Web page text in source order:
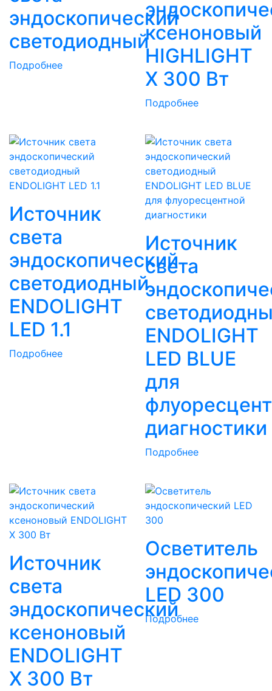
эндоскопический
светодиодный
Подробнее
ксеноновый
HIGHLIGHT
X 300 Вт
Подробнее
Источник
света
эндоскопический
светодиодный
ENDOLIGHT
LED 1.1
Подробнее
Источник
света
ENDOLIGHT
LED BLUE
для
диагностики
Подробнее
Источник
света
эндоскопический
ксеноновый
ENDOLIGHT
X 300 Вт
Осветитель
LED 300
Подробнее